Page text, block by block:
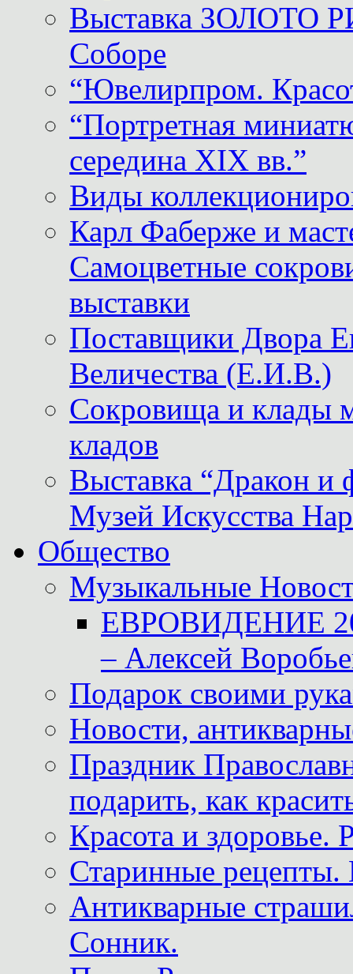
Выставка ЗОЛОТО
Соборе
“Ювелирпром.
“Портретная
середина XIX вв.”
Виды
Карл Фаберже и
Самоцветные
выставки
Поставщики
Величества (Е.И.В.)
Сокровища и клады
кладов
Выставка “Дракон и
Музей Искусства
Общество
Музыкальные
ЕВРОВИДЕНИЕ
– Алексей
Подарок своими
Новости,
Праздник
подарить, как
Красота и здоровье.
Старинные рецепты.
Антикварные
Сонник.